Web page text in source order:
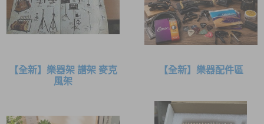
【全新】樂器架 譜架 麥克
風架
【全新】樂器配件區